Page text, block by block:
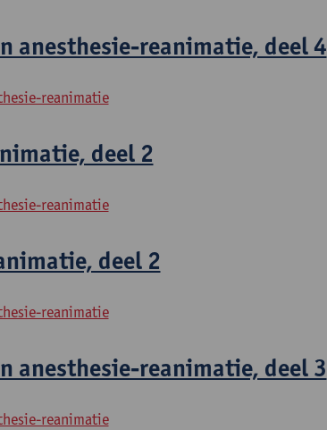
anesthesie-reanimatie, deel 4
reanimatie
deel 2
reanimatie
deel 2
reanimatie
anesthesie-reanimatie, deel 3
reanimatie